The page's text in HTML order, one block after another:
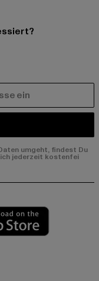
umgeht, findest Du
jederzeit kostenfei